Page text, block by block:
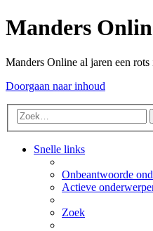
Manders
Manders Online al jaren een
Doorgaan naar inhoud
Snelle links
Onbeantwoorde
Actieve
Zoek